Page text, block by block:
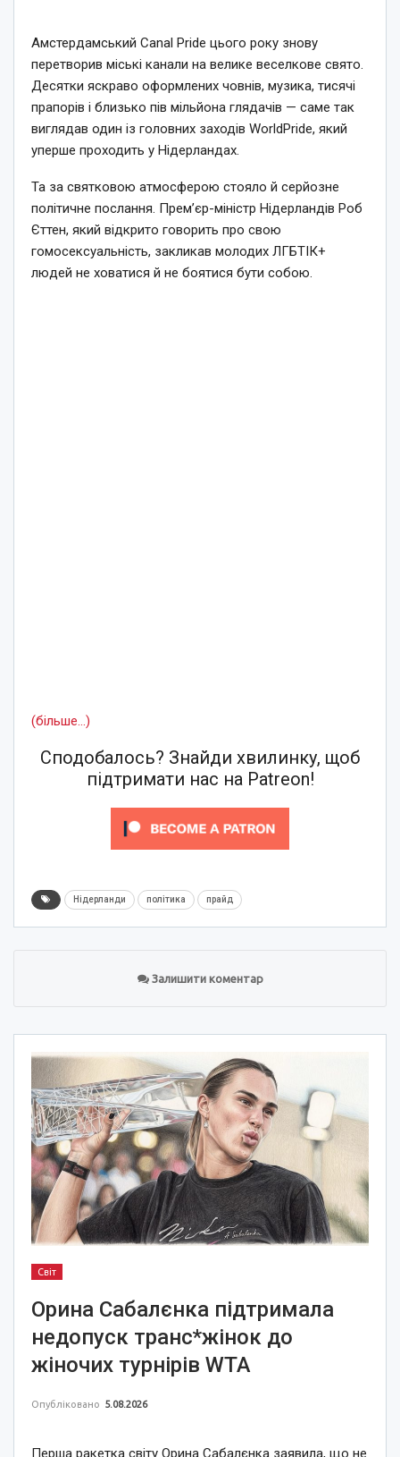
Амстердамський Canal Pride цього року знову
перетворив міські канали на велике веселкове свято.
Десятки яскраво оформлених човнів, музика, тисячі
прапорів і близько пів мільйона глядачів — саме так
виглядав один із головних заходів WorldPride, який
уперше проходить у Нідерландах.
Та за святковою атмосферою стояло й серйозне
політичне послання. Прем’єр-міністр Нідерландів Роб
Єттен, який відкрито говорить про свою
гомосексуальність, закликав молодих ЛГБТІК+
людей не ховатися й не боятися бути собою.
(більше…)
Сподобалось? Знайди хвилинку, щоб
підтримати нас на Patreon!
Нідерланди політика прайд
Залишити коментар
Світ
Орина Сабалєнка підтримала
недопуск транс*жінок до
жіночих турнірів WTA
Опубліковано 5.08.2026
Перша ракетка світу Орина Сабалєнка заявила, що не